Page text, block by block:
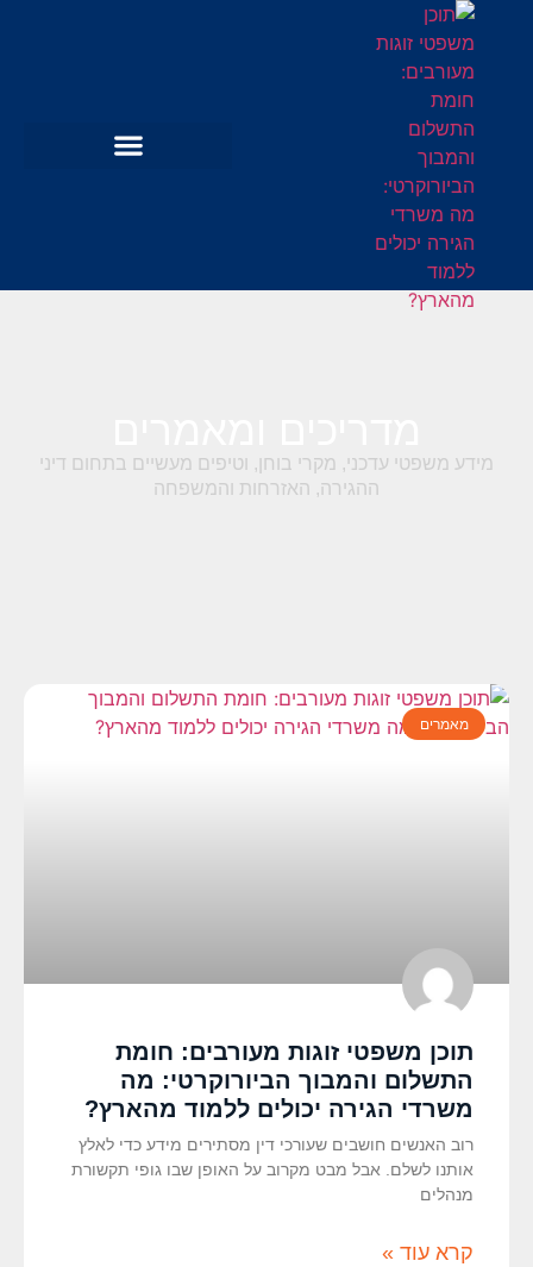
מידע משפטי עדכני, מקרי בוחן, וטיפים מעשיים בתחום דיני
ההגירה, האזרחות והמשפחה
מאמרים
תוכן משפטי זוגות מעורבים: חומת
התשלום והמבוך הביורוקרטי: מה
משרדי הגירה יכולים ללמוד מהארץ?
רוב האנשים חושבים שעורכי דין מסתירים מידע כדי לאלץ
אותנו לשלם. אבל מבט מקרוב על האופן שבו גופי תקשורת
מנהלים
קרא עוד »